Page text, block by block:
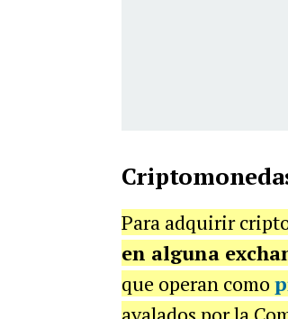
Para adquirir
en alguna
que operan como